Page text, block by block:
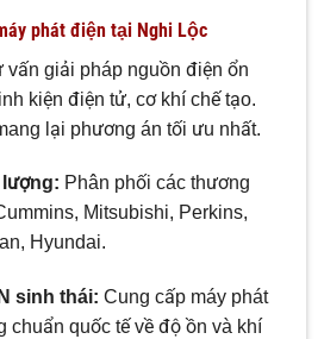
phát điện tại Nghi Lộc
vấn giải pháp nguồn điện ổn
kiện điện tử, cơ khí chế tạo.
lại phương án tối ưu nhất.
Phân phối các thương
Mitsubishi, Perkins,
Hyundai.
sinh thái: Cung cấp máy phát
chuẩn quốc tế về độ ồn và khí